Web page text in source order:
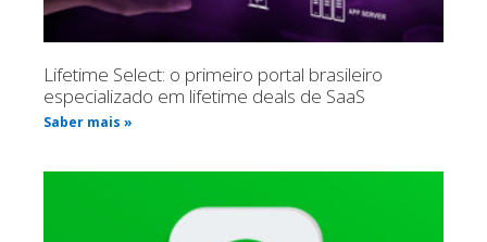
Lifetime Select: o primeiro portal brasileiro
especializado em lifetime deals de SaaS
Saber mais »